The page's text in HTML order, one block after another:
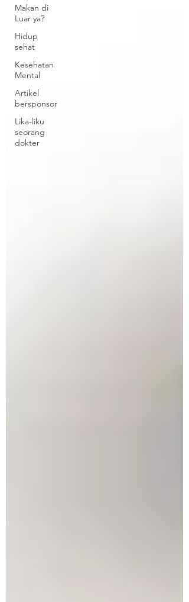
Makan di
Luar ya?
Hidup
sehat
Kesehatan
Mental
Artikel
bersponsor
Lika-liku
seorang
dokter